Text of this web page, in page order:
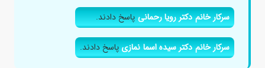
سرکار خانم دکتر رویا رحمانیپاسخ دادند.
سرکار خانم دکتر سیده اسما نمازیپاسخ دادند.